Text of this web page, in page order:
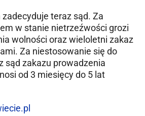
teraz sąd. Za
w stanie nietrzeźwości grozi
wolności oraz wieloletni zakaz
Za niestosowanie się do
sąd zakazu prowadzenia
od 3 miesięcy do 5 lat